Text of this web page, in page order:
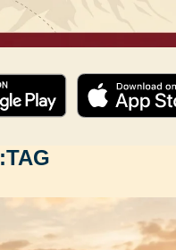
TAG: